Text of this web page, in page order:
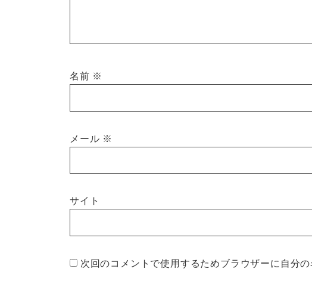
名前 ※
メール ※
サイト
次回のコメントで使用するためブラウザーに自分